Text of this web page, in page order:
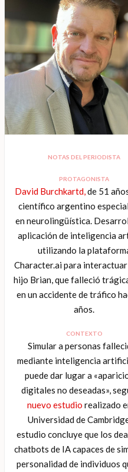
NOTAS DEL PERIODISTA
PROTAGONISTA
David Burchkartd,de 51
científico argentino
en neurolingüística.
aplicación de inteligencia
utilizando la
Character.ai para interactuar
hijo Brian, que falleció
en un accidente de tráfico
años.
CONTEXTO
Simular a personas
mediante inteligencia
puede dar lugar a
digitales no deseadas»,
nuevo estudiorealizado
Universidad de
estudio concluye que los
chatbots de IA capaces de
personalidad de individuos